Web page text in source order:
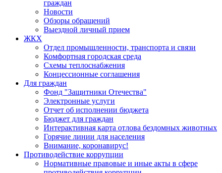
граждан
Новости
Обзоры обращений
Выездной личный прием
ЖКХ
Отдел промышленности, транспорта и связи
Комфортная городская среда
Схемы теплоснабжения
Концессионные соглашения
Для граждан
Фонд "Защитники Отечества"
Электронные услуги
Отчет об исполнении бюджета
Бюджет для граждан
Интерактивная карта отлова бездомных животных
Горячие линии для населения
Внимание, коронавирус!
Противодействие коррупции
Нормативные правовые и иные акты в сфере